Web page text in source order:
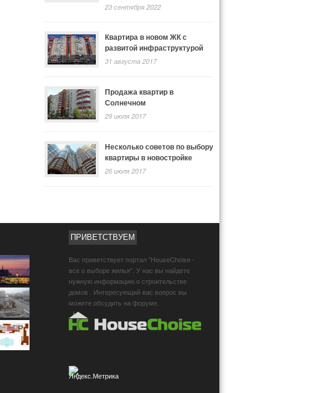
23 сентября 2022
Квартира в новом ЖК с
развитой инфраструктурой
31 августа 2017
Продажа квартир в
Солнечном
29 июля 2017
Несколько советов по выбору
квартиры в новостройке
26 июля 2017
ПРИВЕТСТВУЕМ
Вас приветствует портал "HouseChoise -
все о выборе жилья". У нас вы найдете
нужную информацию о строительстве
домов . Интересующий вас вопрос вы
можете обсудить на форуме.